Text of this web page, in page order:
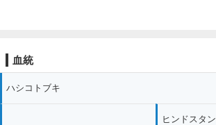
血統
ハシコトブキ
ヒンドスタン